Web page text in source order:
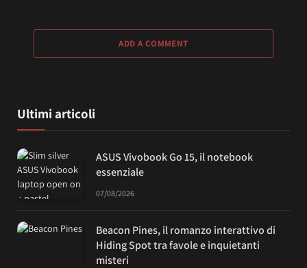
ADD A COMMENT
Ultimi articoli
ASUS Vivobook Go 15, il notebook
essenziale
07/08/2026
Beacon Pines, il romanzo interattivo di
Hiding Spot tra favole e inquietanti
misteri